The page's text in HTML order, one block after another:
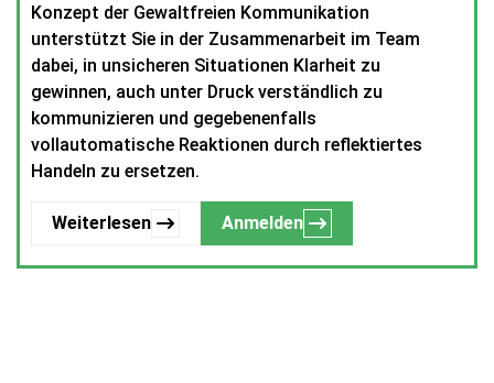
Konzept der Gewaltfreien Kommunikation
unterstützt Sie in der Zusammenarbeit im Team
dabei, in unsicheren Situationen Klarheit zu
gewinnen, auch unter Druck verständlich zu
kommunizieren und gegebenenfalls
vollautomatische Reaktionen durch reflektiertes
Handeln zu ersetzen.
Weiterlesen Anmelden